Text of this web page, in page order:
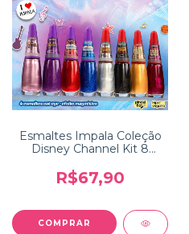
Esmaltes Impala Coleção
Disney Channel Kit 8
R$67,90